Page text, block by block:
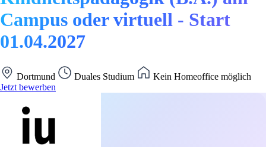
Campus oder virtuell - Start
01.04.2027
Dortmund Duales Studium
Kein Homeoffice möglich
Jetzt bewerben